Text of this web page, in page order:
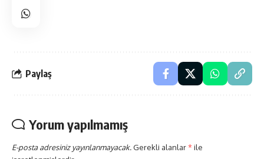
Paylaş
Yorum yapılmamış
E-posta adresiniz yayınlanmayacak. Gerekli alanlar*ile